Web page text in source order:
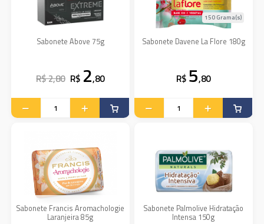
Sabonete Above 75g
R$ 2,80 R$ 2,80
Sabonete Davene La Flore 180g
150 Grama(s)
R$ 5,80
Sabonete Francis Aromachologie
Laranjeira 85g
Sabonete Palmolive Hidratação
Intensa 150g